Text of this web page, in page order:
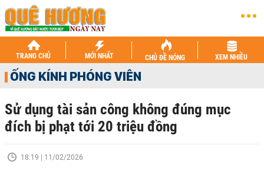
TRANG CHỦ MỚI NHẤT CHỦ ĐỀ NÓNG XEM NHIỀU
ỐNG KÍNH PHÓNG VIÊN
Sử dụng tài sản công không đúng mục
đích bị phạt tới 20 triệu đồng
18:19 | 11/02/2026